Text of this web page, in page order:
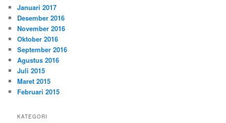
Januari 2017
Desember 2016
November 2016
Oktober 2016
September 2016
Agustus 2016
Juli 2015
Maret 2015
Februari 2015
KATEGORI